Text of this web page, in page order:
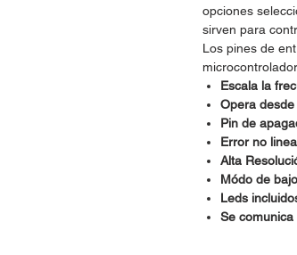
opciones
sirven para
Los pines de
Escala la
Opera
Pin de
Error no
Alta
Módo de
Leds
Se